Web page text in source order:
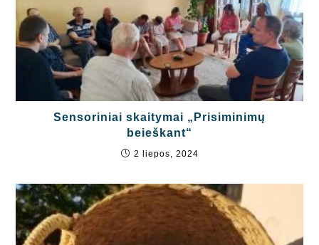
Sensoriniai skaitymai „Prisiminimų
beieškant“
2 liepos, 2024